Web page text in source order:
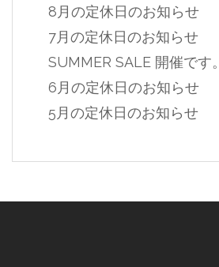
8月の定休日のお知らせ
7月の定休日のお知らせ
SUMMER SALE 開催です。
6月の定休日のお知らせ
5月の定休日のお知らせ